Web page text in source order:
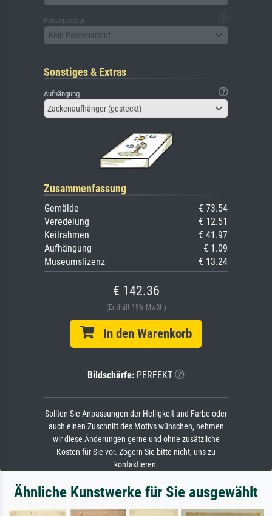
Passepartout
Kein Passepartout
Sonstiges & Extras
Aufhängung
Zackenaufhänger (gesteckt)
Zusammenfassung
Gemälde
€ 73.54
Veredelung
€ 12.51
Keilrahmen
€ 41.97
Aufhängung
€ 1.09
Museumslizenz
€ 13.24
€ 142.36
(Enthält 19% MwSt.)
In den Warenkorb
Bildschärfe: PERFEKT
Sollten Sie Anpassungen der Helligkeit und Farbe oder
auch einen Zuschnitt des Motivs wünschen, nehmen
wir diese Änderungen gerne und ohne zusätzliche
Kosten für Sie vor. Zögern Sie bitte nicht, uns zu
kontaktieren.
Ähnliche Kunstwerke für Sie ausgewählt